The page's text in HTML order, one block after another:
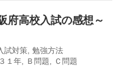
府高校入試の感想～
試対策, 勉強方法
１年, Ｂ問題, Ｃ問題